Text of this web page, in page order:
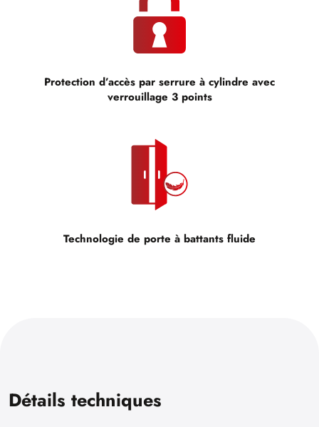
Protection d’accès par serrure à cylindre avec
verrouillage 3 points
Technologie de porte à battants fluide
Détails techniques